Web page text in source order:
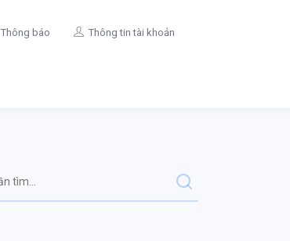
Thông báo Thông tin tài khoản